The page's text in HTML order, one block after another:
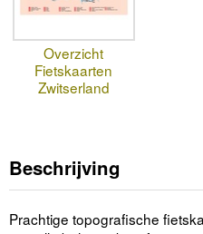
Overzicht
Fietskaarten
Zwitserland
Beschrijving
Prachtige topografische